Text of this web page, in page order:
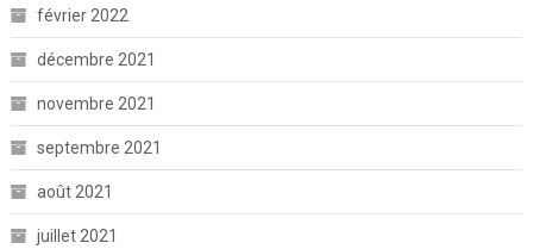
février 2022
décembre 2021
novembre 2021
septembre 2021
août 2021
juillet 2021